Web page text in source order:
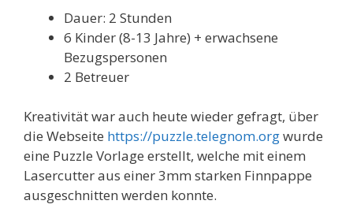
Dauer: 2 Stunden
6 Kinder (8-13 Jahre) + erwachsene
Bezugspersonen
2 Betreuer
Kreativität war auch heute wieder gefragt, über
die Webseite https://puzzle.telegnom.orgwurde
eine Puzzle Vorlage erstellt, welche mit einem
Lasercutter aus einer 3mm starken Finnpappe
ausgeschnitten werden konnte.